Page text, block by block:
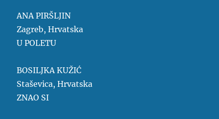
ANA PIRŠLJIN
Zagreb, Hrvatska
U POLETU
BOSILJKA KUŽIĆ
Staševica, Hrvatska
ZNAO SI